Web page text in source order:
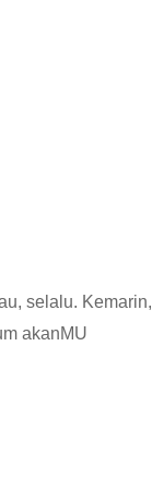
selalu. Kemarin,
akanMU